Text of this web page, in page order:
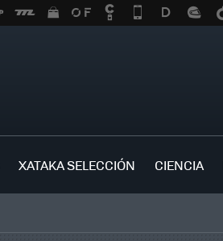
XATAKA SELECCIÓN CIENCIA